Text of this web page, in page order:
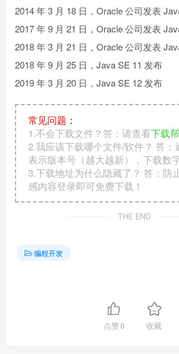
2014 年 3 月 18 日，Oracle 公司发表
2017 年 9 月 21 日，Oracle 公司发表
2018 年 3 月 21 日，Oracle 公司发表
2018 年 9 月 25 日，Java SE 11 发布
2019 年 3 月 20 日，Java SE 12 发布
常见问题：
1.不会下载文件？答：请查看下载
2.我应该下载哪个文件/软件？ 答：
表示版本号（越大越新），下载数
3.下载地址为什么隐藏了？ 答：防
感内容登录即可免费下载！
THE END
编程开发
点赞0 收藏